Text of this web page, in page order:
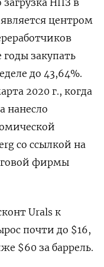
загрузка НПЗ в
центром
закупать
до 43,64%.
2020 г., когда
нанесло
со ссылкой на
фирмы
Urals к
почти до $16,
$60 за баррель.